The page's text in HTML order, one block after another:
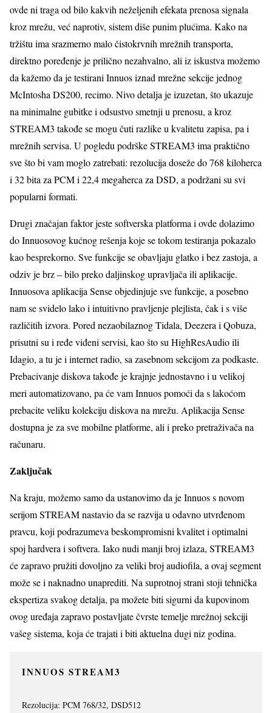
ovde ni traga od bilo kakvih neželjenih efekata prenosa signala
kroz mrežu, već naprotiv, sistem diše punim plućima. Kako na
tržištu ima srazmerno malo čistokrvnih mrežnih transporta,
direktno poređenje je prilično nezahvalno, ali iz iskustva možemo
da kažemo da je testirani Innuos iznad mrežne sekcije jednog
McIntosha DS200, recimo. Nivo detalja je izuzetan, što ukazuje
na minimalne gubitke i odsustvo smetnji u prenosu, a kroz
STREAM3 takođe se mogu čuti razlike u kvalitetu zapisa, pa i
mrežnih servisa. U pogledu podrške STREAM3 ima praktično
sve što bi vam moglo zatrebati: rezolucija doseže do 768 kiloherca
i 32 bita za PCM i 22,4 megaherca za DSD, a podržani su svi
popularni formati.
Drugi značajan faktor jeste softverska platforma i ovde dolazimo
do Innuosovog kućnog rešenja koje se tokom testiranja pokazalo
kao besprekorno. Sve funkcije se obavljaju glatko i bez zastoja, a
odziv je brz – bilo preko daljinskog upravljača ili aplikacije.
Innuosova aplikacija Sense objedinjuje sve funkcije, a posebno
nam se svidelo lako i intuitivno pravljenje plejlista, čak i s više
različitih izvora. Pored nezaobilaznog Tidala, Deezera i Qobuza,
prisutni su i ređe viđeni servisi, kao što su HighResAudio ili
Idagio, a tu je i internet radio, sa zasebnom sekcijom za podkaste.
Prebacivanje diskova takođe je krajnje jednostavno i u velikoj
meri automatizovano, pa će vam Innuos pomoći da s lakoćom
prebacite veliku kolekciju diskova na mrežu. Aplikacija Sense
dostupna je za sve mobilne platforme, ali i preko pretraživača na
računaru.
Zaključak
Na kraju, možemo samo da ustanovimo da je Innuos s novom
serijom STREAM nastavio da se razvija u odavno utvrđenom
pravcu, koji podrazumeva beskompromisni kvalitet i optimalni
spoj hardvera i softvera. Iako nudi manji broj izlaza, STREAM3
će zapravo pružiti dovoljno za veliki broj audiofila, a ovaj segment
može se i naknadno unaprediti. Na suprotnoj strani stoji tehnička
ekspertiza svakog detalja, pa možete biti sigurni da kupovinom
ovog uređaja zapravo postavljate čvrste temelje mrežnoj sekciji
vašeg sistema, koja će trajati i biti aktuelna dugi niz godina.
INNUOS STREAM3
Rezolucija: PCM 768/32, DSD512